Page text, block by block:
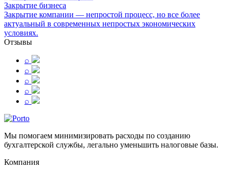
Закрытие бизнеса
Закрытие компании — непростой процесс, но все более
актуальный в современных непростых экономических
условиях.
Отзывы
⌕
⌕
⌕
⌕
⌕
Мы помогаем минимизировать расходы по созданию
бухгалтерской службы, легально уменьшить налоговые базы.
Компания